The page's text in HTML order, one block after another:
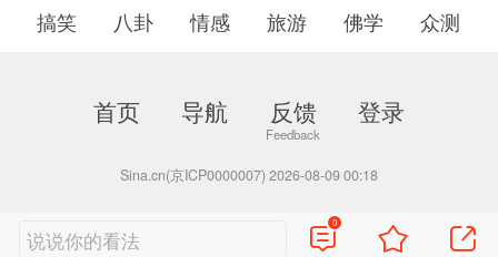
搞笑
八卦 情感 旅游 佛学 众测
首页 导航 反馈 登录
Sina.cn(京ICP0000007) 2026-08-09 00:18
说说你的看法
0